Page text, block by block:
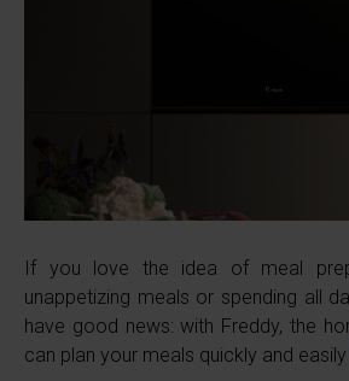
If you love the idea of meal
unappetizing meals or spending all
have good news: with Freddy, the
can plan your meals quickly and